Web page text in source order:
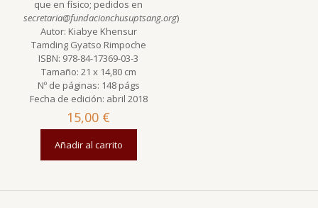
que en físico; pedidos en
secretaria@fundacionchusuptsang.org)
Autor: Kiabye Khensur
Tamding Gyatso Rimpoche
ISBN: 978-84-17369-03-3
Tamaño: 21 x 14,80 cm
Nº de páginas: 148 págs
Fecha de edición: abril 2018
15,00 €
Añadir al carrito